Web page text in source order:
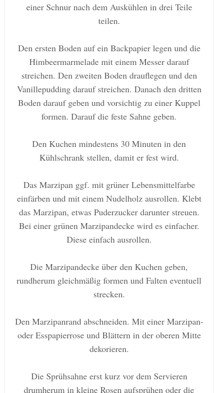
einer Schnur nach dem Auskühlen in drei Teile
teilen.
Den ersten Boden auf ein Backpapier legen und die
Himbeermarmelade mit einem Messer darauf
streichen. Den zweiten Boden drauflegen und den
Vanillepudding darauf streichen. Danach den dritten
Boden darauf geben und vorsichtig zu einer Kuppel
formen. Darauf die feste Sahne geben.
Den Kuchen mindestens 30 Minuten in den
Kühlschrank stellen, damit er fest wird.
Das Marzipan ggf. mit grüner Lebensmittelfarbe
einfärben und mit einem Nudelholz ausrollen. Klebt
das Marzipan, etwas Puderzucker darunter streuen.
Bei einer grünen Marzipandecke wird es einfacher.
Diese einfach ausrollen.
Die Marzipandecke über den Kuchen geben,
rundherum gleichmäßig formen und Falten eventuell
strecken.
Den Marzipanrand abschneiden. Mit einer Marzipan-
oder Esspapierrose und Blättern in der oberen Mitte
dekorieren.
Die Sprühsahne erst kurz vor dem Servieren
drumherum in kleine Rosen aufsprühen oder die